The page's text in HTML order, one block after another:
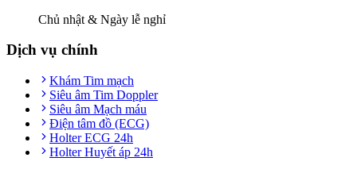
Chủ nhật & Ngày lễ nghỉ
Dịch vụ chính
Khám Tim mạch
Siêu âm Tim Doppler
Siêu âm Mạch máu
Điện tâm đồ (ECG)
Holter ECG 24h
Holter Huyết áp 24h